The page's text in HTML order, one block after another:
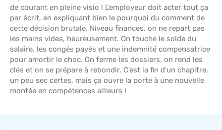
de courant en pleine visio ! L’employeur doit acter tout ça
par écrit, en expliquant bien le pourquoi du comment de
cette décision brutale. Niveau finances, on ne repart pas
les mains vides, heureusement. On touche le solde du
salaire, les congés payés et une indemnité compensatrice
pour amortir le choc. On ferme les dossiers, on rend les
clés et on se prépare à rebondir. C’est la fin d’un chapitre,
un peu sec certes, mais ça ouvre la porte à une nouvelle
montée en compétences ailleurs !